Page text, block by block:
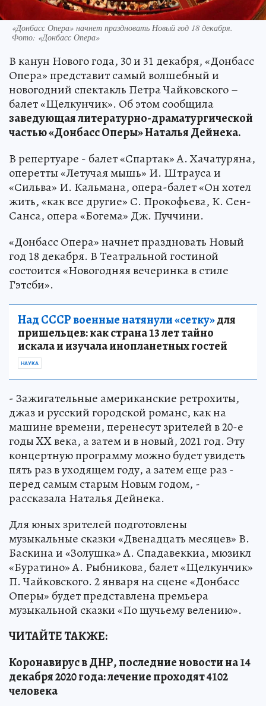
«Донбасс Опера» начнет праздновать Новый год 18 декабря.
Фото: «Донбасс Опера»
В канун Нового года, 30 и 31 декабря, «Донбасс
Опера» представит самый волшебный и
новогодний спектакль Петра Чайковского –
балет «Щелкунчик». Об этом сообщила
заведующая литературно-драматургической
частью «Донбасс Оперы» Наталья Дейнека.
В репертуаре - балет «Спартак» А. Хачатуряна,
оперетты «Летучая мышь» И. Штрауса и
«Сильва» И. Кальмана, опера-балет «Он хотел
жить, «как все другие» С. Прокофьева, К. Сен-
Санса, опера «Богема» Дж. Пуччини.
«Донбасс Опера» начнет праздновать Новый
год 18 декабря. В Театральной гостиной
состоится «Новогодняя вечеринка в стиле
Гэтсби».
Над СССР военные натянули «сетку»для
пришельцев: как страна 13 лет тайно
искала и изучала инопланетных гостей
НАУКА
- Зажигательные американские ретрохиты,
джаз и русский городской романс, как на
машине времени, перенесут зрителей в 20-е
годы XX века, а затем и в новый, 2021 год. Эту
концертную программу можно будет увидеть
пять раз в уходящем году, а затем еще раз -
перед самым старым Новым годом, -
рассказала Наталья Дейнека.
Для юных зрителей подготовлены
музыкальные сказки «Двенадцать месяцев» В.
Баскина и «Золушка» А. Спадавеккиа, мюзикл
«Буратино» А. Рыбникова, балет «Щелкунчик»
П. Чайковского. 2 января на сцене «Донбасс
Оперы» будет представлена премьера
музыкальной сказки «По щучьему велению».
ЧИТАЙТЕ ТАКЖЕ:
Коронавирус в ДНР, последние новости на 14
декабря 2020 года: лечение проходят 4102
человека